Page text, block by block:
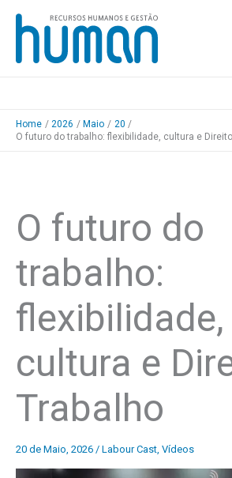
Skip
content
Home 2026 Maio
20
O futuro do trabalho: flexibilidade, cultura e
O futuro do
trabalho:
flexibilidade,
cultura e
Trabalho
20 de Maio, 2026 / Labour Cast Vídeos